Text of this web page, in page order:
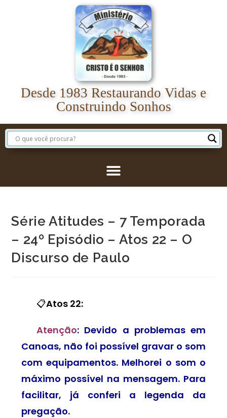
Desde 1983 Restaurando Vidas e
Construindo Sonhos
Série Atitudes – 7 Temporada
– 24º Episódio – Atos 22 – O
Discurso de Paulo
📋Atos 22:
Atenção: Devido a problemas em
Canoas, não foi possível gravar o som
com equipamentos. Melhorei o som o
máximo possível na mensagem. Para
facilitar, já conferi a legenda da
pregação.